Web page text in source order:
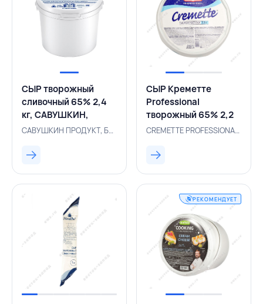
СЫР творожный
сливочный 65% 2,4
кг, САВУШКИН,
БЕЛАРУСЬ
САВУШКИН ПРОДУКТ, Белоруссия, 131004147
СЫР Креметте
Professional
творожный 65% 2,2
кг, CREMETTE
РОССИЯ
CREMETTE PROFESSIONAL, Россия, 500001042
РЕКОМЕНДУЕТ